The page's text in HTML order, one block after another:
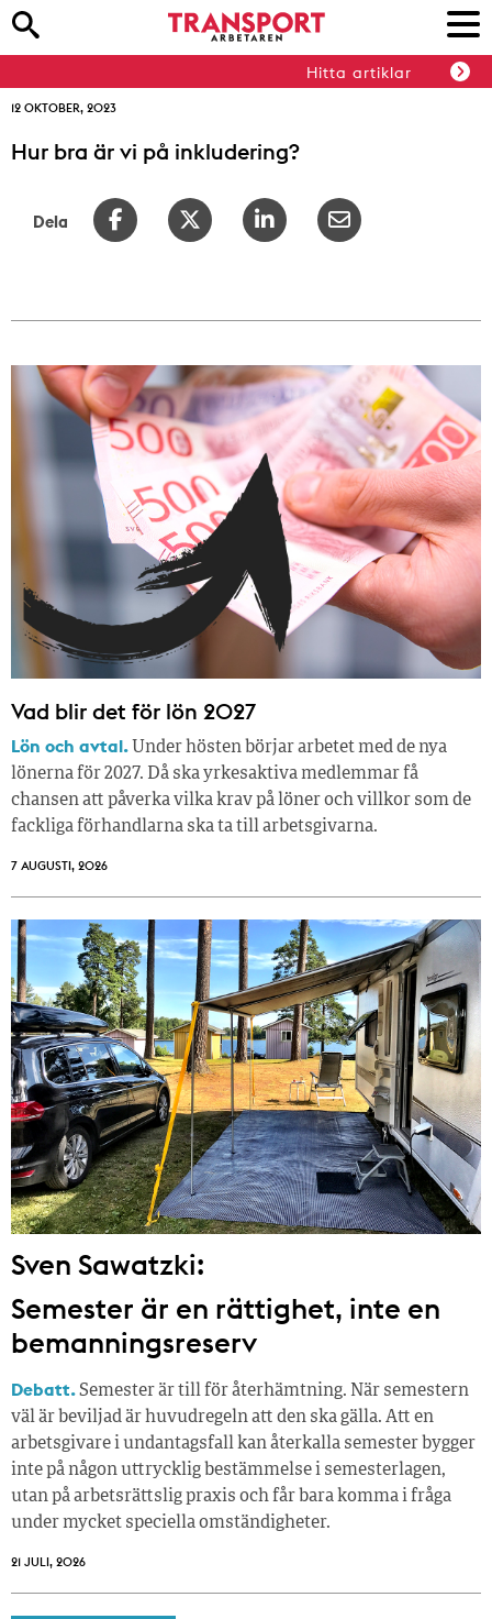
Hitta artiklar
12 OKTOBER, 2023
Hur bra är vi på inkludering?
Dela
Vad blir det för lön 2027
Lön och avtal. Under hösten börjar arbetet med de nya
lönerna för 2027. Då ska yrkesaktiva medlemmar få
chansen att påverka vilka krav på löner och villkor som de
fackliga förhandlarna ska ta till arbetsgivarna.
7 AUGUSTI, 2026
Sven Sawatzki:
Semester är en rättighet, inte en
bemanningsreserv
Debatt.Semester är till för återhämtning. När semestern
väl är beviljad är huvudregeln att den ska gälla. Att en
arbetsgivare i undantagsfall kan återkalla semester bygger
inte på någon uttrycklig bestämmelse i semesterlagen,
utan på arbetsrättslig praxis och får bara komma i fråga
under mycket speciella omständigheter.
21 JULI, 2026